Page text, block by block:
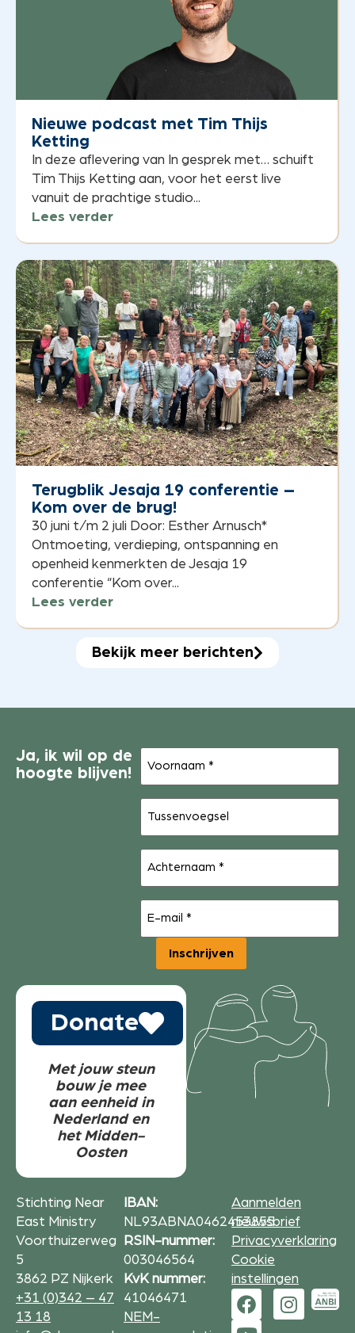
Nieuwe podcast met Tim Thijs
Ketting
In deze aflevering van In gesprek met… schuift
Tim Thijs Ketting aan, voor het eerst live
vanuit de prachtige studio...
Lees verder
Terugblik Jesaja 19 conferentie –
Kom over de brug!
30 juni t/m 2 juli Door: Esther Arnusch*
Ontmoeting, verdieping, ontspanning en
openheid kenmerkten de Jesaja 19
conferentie “Kom over...
Lees verder
Bekijk meer berichten
Ja, ik wil op de
hoogte blijven!
Voornaam
Tussenvoegsel
Achternaam
E-
mail(Vereist)
Inschrijven
Donate
Met jouw steun
bouw je mee
aan eenheid in
Nederland en
het Midden-
Oosten
Stichting Near
East Ministry
Voorthuizerweg
5
3862 PZ Nijkerk
+31 (0)342 – 47
13 18
IBAN:
NL93ABNA0462453855
RSIN-nummer:
003046564
KvK nummer:
41046471
NEM-
Aanmelden
nieuwsbrief
Privacyverklaring
Cookie
instellingen